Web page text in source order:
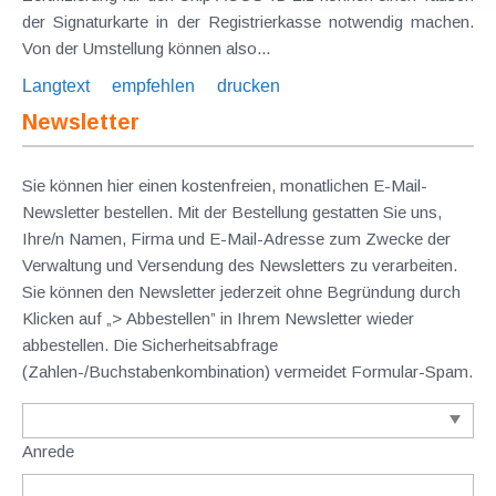
der Signaturkarte in der Registrierkasse notwendig machen.
Von der Umstellung können also...
Langtext
empfehlen drucken
Newsletter
Sie können hier einen kostenfreien, monatlichen E-Mail-
Newsletter bestellen. Mit der Bestellung gestatten Sie uns,
Ihre/n Namen, Firma und E-Mail-Adresse zum Zwecke der
Verwaltung und Versendung des Newsletters zu verarbeiten.
Sie können den Newsletter jederzeit ohne Begründung durch
Klicken auf „> Abbestellen” in Ihrem Newsletter wieder
abbestellen. Die Sicherheitsabfrage
(Zahlen-/Buchstabenkombination) vermeidet Formular-Spam.
Anrede